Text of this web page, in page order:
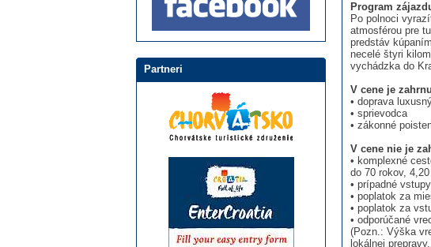
Program
Po polnoci
atmosférou pre
predstáv
necelé štyri
vychádzka do
V cene je
• doprava
• sprievodca
• zákonné
V cene nie je
• komplexné
do 70 rokov,
• prípadné
• poplatok za
• poplatok za
• odporúčané
(Pozn.: Výška
lokálnej
Partneri